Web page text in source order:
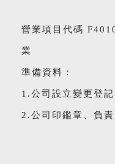
營業項目代碼
業
準備資料：
1.公司設立變更登
2.公司印鑑章、負